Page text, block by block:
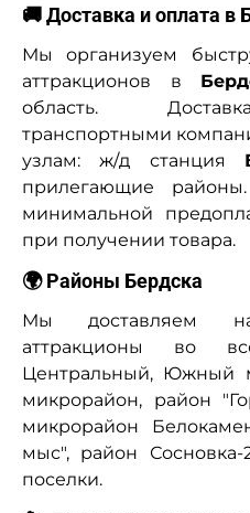
🚚 Доставка и оплата в
Мы организуем
аттракционов в
область.
транспортными
узлам: ж/д станция
прилегающие
минимальной
при получении товара.
🌍 Районы Бердска
Мы доставляем
аттракционы во
Центральный, Южный
микрорайон, район
микрорайон
мыс", район
поселки.